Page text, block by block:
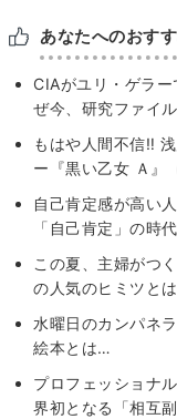
あなたへのおす
CIAがユリ・ゲラ
ぜ今、研究ファイ
もはや人間不信‼
ー『黒い乙女 Ａ』
自己肯定感が高い
「自己肯定」の時代
この夏、主婦がつ
の人気のヒミツと
水曜日のカンパネ
絵本とは…
プロフェッショナ
界初となる「相互